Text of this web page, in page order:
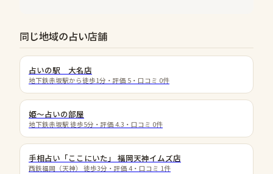
同じ地域の占い店舗
占いの駅 大名店
地下鉄赤坂駅から徒歩1分 ・評価 5 ・口コミ 0件
姫〜占いの部屋
地下鉄赤坂駅 徒歩5分 ・評価 4.3 ・口コミ 0件
手相占い「ここにいた」 福岡天神イムズ店
西鉄福岡（天神） 徒歩3分 ・評価 4 ・口コミ 1件